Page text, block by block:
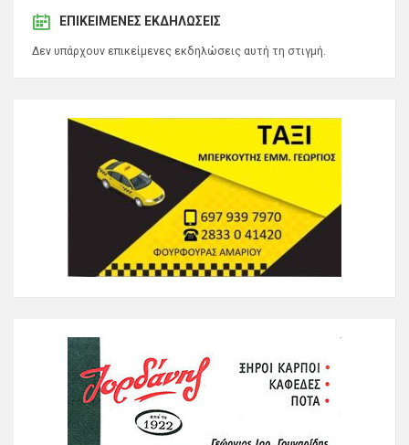
ΕΠΙΚΕΊΜΕΝΕΣ ΕΚΔΗΛΏΣΕΙΣ
Δεν υπάρχουν επικείμενες εκδηλώσεις αυτή τη στιγμή.